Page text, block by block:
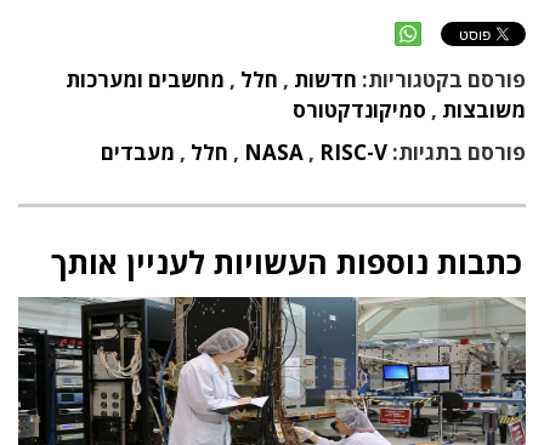
פורסם בקטגוריות: חדשות , חלל , מחשבים ומערכות
משובצות , סמיקונדקטורס
פורסם בתגיות:
NASA , RISC-V
, חלל , מעבדים
כתבות נוספות העשויות לעניין אותך